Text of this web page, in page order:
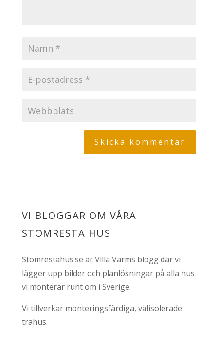
VI BLOGGAR OM VÅRA
STOMRESTA HUS
Stomrestahus.se är Villa Varms blogg där vi
lägger upp bilder och planlösningar på alla hus
vi monterar runt om i Sverige.
Vi tillverkar monteringsfärdiga, välisolerade
trähus.